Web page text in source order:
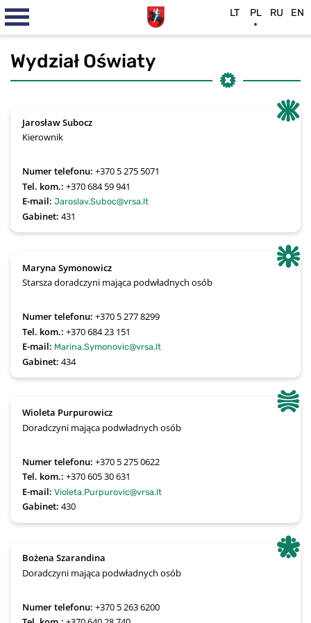
Wydział Oświaty
Jarosław Subocz
Kierownik
Numer telefonu:+370 5 275 5071
Tel. kom.:+370 684 59 941
E-mail:Jaroslav.Suboc@vrsa.lt
Gabinet:431
Maryna Symonowicz
Starsza doradczyni mająca podwładnych osób
Numer telefonu:+370 5 277 8299
Tel. kom.:+370 684 23 151
E-mail: Marina.Symonovic@vrsa.lt
Gabinet:434
Wioleta Purpurowicz
Doradczyni mająca podwładnych osób
Numer telefonu:+370 5 275 0622
Tel. kom.:+370 605 30 631
E-mail:Violeta.Purpurovic@vrsa.lt
Gabinet:430
Bożena Szarandina
Doradczyni mająca podwładnych osób
Numer telefonu:+370 5 263 6200
LT PL RU EN